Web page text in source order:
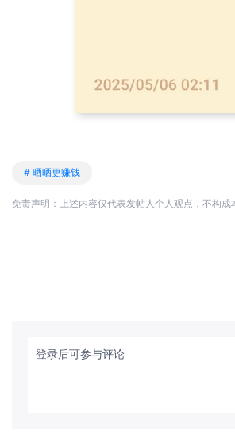
# 晒晒更赚钱
免责声明：上述内容仅代表发帖人个人观点，不构成
登录后可参与评论